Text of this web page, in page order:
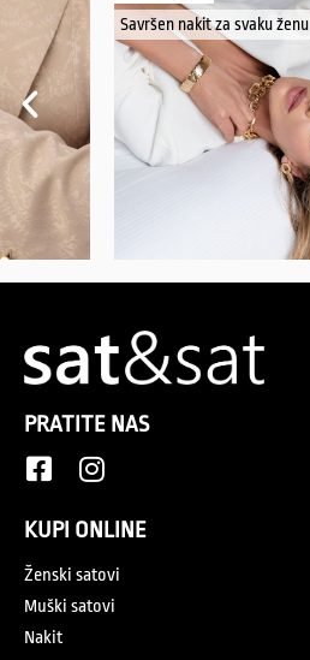
Savršen nakit za svaku ženu
PRATITE NAS
KUPI ONLINE
Ženski satovi
Muški satovi
Nakit